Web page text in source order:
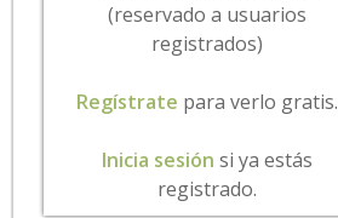
(reservado a usuarios
registrados)
Regístrate para verlo gratis.
Inicia sesión si ya estás
registrado.